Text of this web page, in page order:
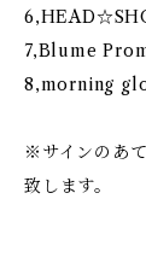
7,Blume
8,morning
※サインのあ
致します。